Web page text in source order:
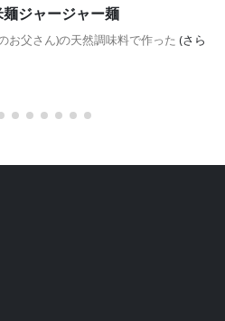
噌！びわこ放送で紹介
です。世界初、チーズ生味噌！クリ
する不思議な天然味噌